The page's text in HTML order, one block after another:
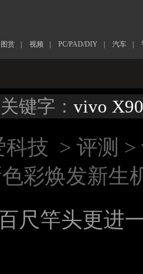
图赏 视频 PC/PAD/DIY 汽车
键字： vivo
科技 > 评测 >
彩焕发新生